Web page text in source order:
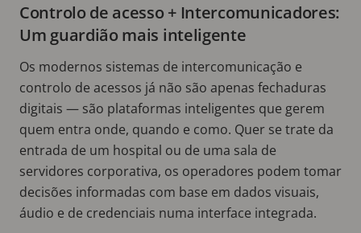
Controlo de acesso + Intercomunicadores:
Um guardião mais inteligente
Os modernos sistemas de intercomunicação e
controlo de acessos já não são apenas fechaduras
digitais — são plataformas inteligentes que gerem
quem entra onde, quando e como. Quer se trate da
entrada de um hospital ou de uma sala de
servidores corporativa, os operadores podem tomar
decisões informadas com base em dados visuais,
áudio e de credenciais numa interface integrada.